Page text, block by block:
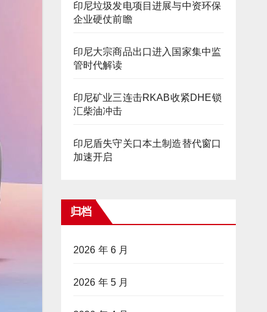
印尼垃圾发电项目进展与中资环保
企业硬仗前瞻
印尼大宗商品出口进入国家集中监
管时代解读
印尼矿业三连击RKAB收紧DHE锁
汇柴油冲击
印尼盾失守关口本土制造替代窗口
加速开启
归档
2026 年 6 月
2026 年 5 月